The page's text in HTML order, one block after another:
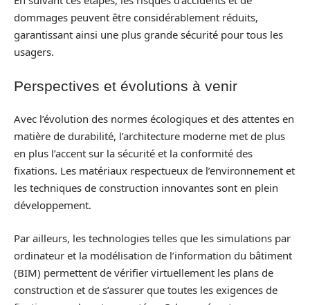
dommages peuvent être considérablement réduits,
garantissant ainsi une plus grande sécurité pour tous les
usagers.
Perspectives et évolutions à venir
Avec l’évolution des normes écologiques et des attentes en
matière de durabilité, l’architecture moderne met de plus
en plus l’accent sur la sécurité et la conformité des
fixations. Les matériaux respectueux de l’environnement et
les techniques de construction innovantes sont en plein
développement.
Par ailleurs, les technologies telles que les simulations par
ordinateur et la modélisation de l’information du bâtiment
(BIM) permettent de vérifier virtuellement les plans de
construction et de s’assurer que toutes les exigences de